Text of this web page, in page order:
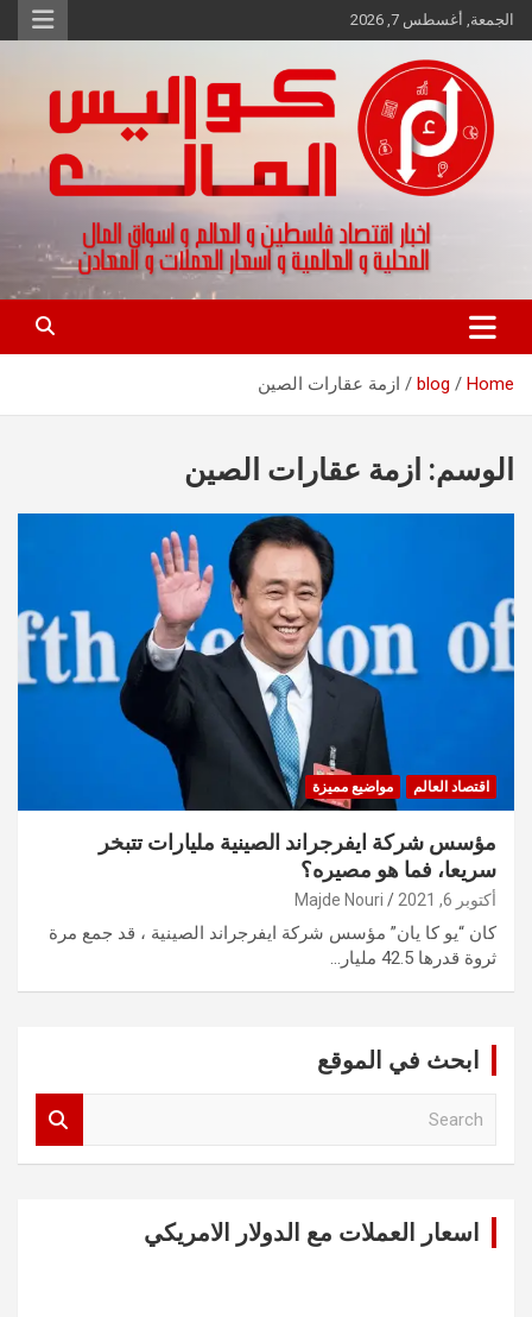
Skip
to
الجمعة, أغسطس 7, 2026
كواليس المال
اخبار اقتصاد فلسطين و العالم و تقارير اسواق المال و العملات
Home
blog ازمة عقارات الصين
الوسم: ازمة عقارات الصين
اقتصاد العالم مواضيع مميزة
مؤسس شركة ايفرجراند الصينية مليارات تتبخر
سريعا، فما هو مصيره؟
أكتوبر 6, 2021 Majde Nouri
كان “يو كا يان” مؤسس شركة ايفرجراند الصينية ، قد جمع مرة
ثروة قدرها 42.5 مليار…
ابحث في الموقع
اسعار العملات مع الدولار الامريكي